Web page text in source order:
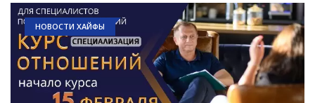
НОВОСТИ ХАЙФЫ